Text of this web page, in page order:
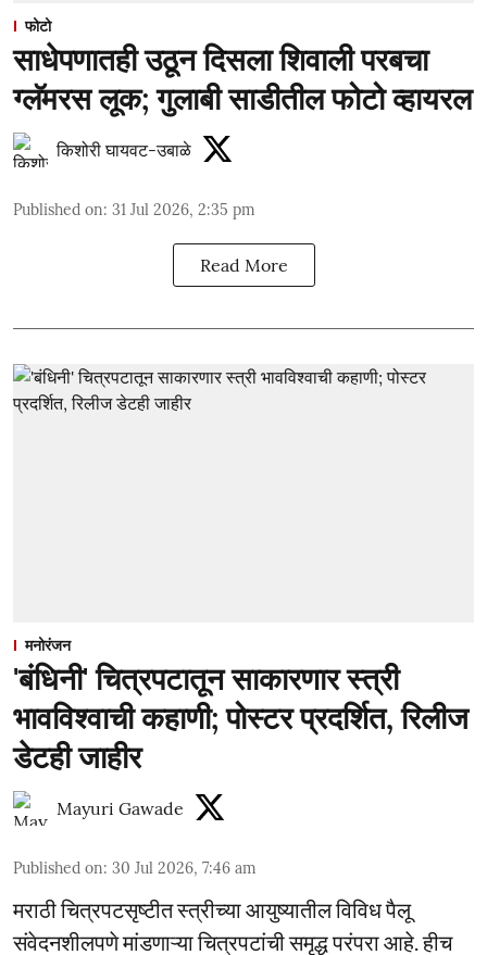
फोटो
साधेपणातही उठून दिसला शिवाली परबचा
ग्लॅमरस लूक; गुलाबी साडीतील फोटो व्हायरल
किशोरी घायवट-उबाळे
Published on: 31 Jul 2026, 2:35 pm
Read More
मनोरंजन
'बंधिनी' चित्रपटातून साकारणार स्त्री
भावविश्वाची कहाणी; पोस्टर प्रदर्शित, रिलीज
डेटही जाहीर
Mayuri Gawade
Published on: 30 Jul 2026, 7:46 am
मराठी चित्रपटसृष्टीत स्त्रीच्या आयुष्यातील विविध पैलू
संवेदनशीलपणे मांडणाऱ्या चित्रपटांची समृद्ध परंपरा आहे. हीच